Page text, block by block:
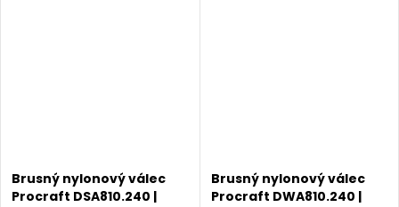
Brusný nylonový válec
Procraft DSA810.240 |
Brusný nylonový válec
Procraft DWA810.240 |